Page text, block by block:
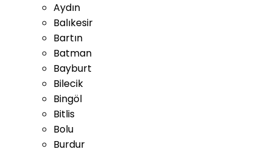
Aydın
Balıkesir
Bartın
Batman
Bayburt
Bilecik
Bingöl
Bitlis
Bolu
Burdur